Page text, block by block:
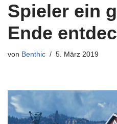
Spieler ein
Ende
von Benthic 5. März 2019